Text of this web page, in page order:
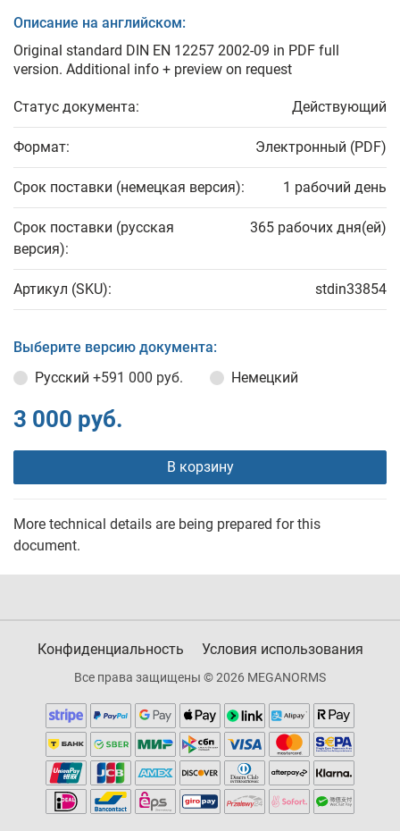
Описание на английском:
Original standard DIN EN 12257 2002-09 in PDF full
version. Additional info + preview on request
Статус документа: Действующий
Формат: Электронный (PDF)
Срок поставки (немецкая версия): 1 рабочий день
Срок поставки (русская
версия):
365 рабочих дня(ей)
Артикул (SKU): stdin33854
Выберите версию документа:
Русский +591 000 руб. Немецкий
3 000 руб.
В корзину
More technical details are being prepared for this
document.
Конфиденциальность Условия использования
Все права защищены © 2026 MEGANORMS